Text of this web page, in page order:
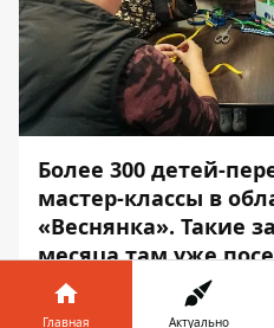
Более 300 детей-
мастер-классы в
«Веснянка». Такие
месяца там уже
детей.
Главная Актуально